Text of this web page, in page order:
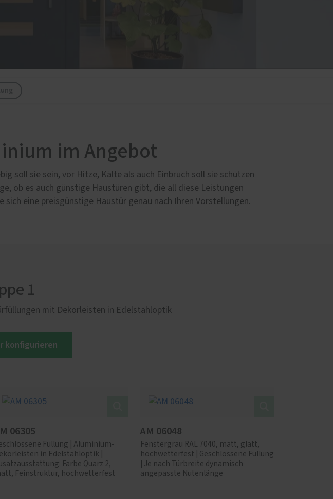
im Angebot
soll sie sein, vor Hitze, Kälte als auch Einbruch soll sie schützen
ob es auch günstige Haustüren gibt, die all diese Leistungen
eine preisgünstige Haustür genau nach Ihren Vorstellungen.
1
mit Dekorleisten in Edelstahloptik
konfigurieren
06305
Füllung | Aluminium-
in Edelstahloptik |
Farbe Quarz 2,
Feinstruktur, hochwetterfest
AM 06048
Fenstergrau RAL 7040, matt, glatt,
hochwetterfest | Geschlossene Füllung
| Je nach Türbreite dynamisch
angepasste Nutenlänge